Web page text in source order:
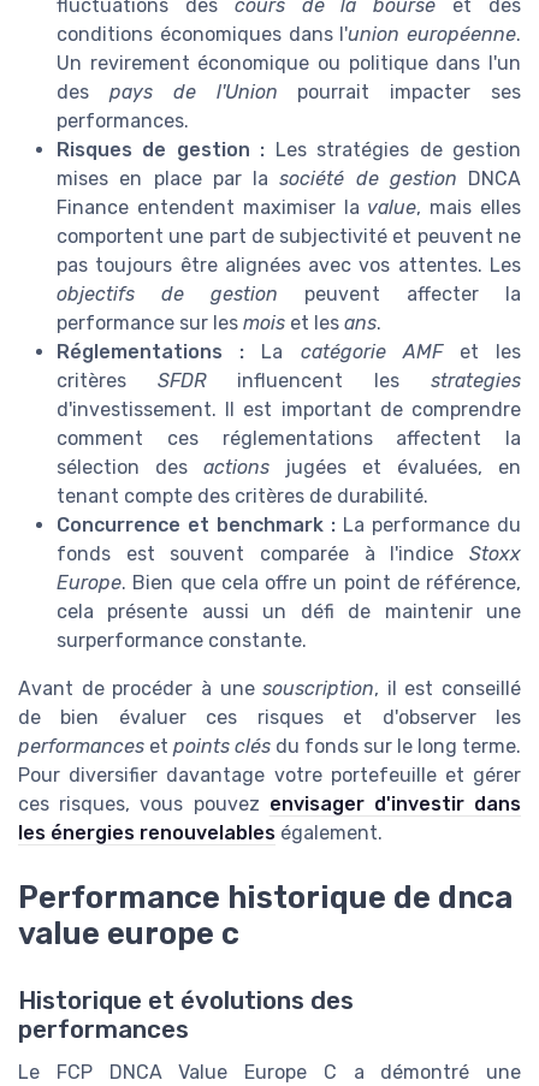
fluctuations des cours de la bourse et des
conditions économiques dans l'union européenne.
Un revirement économique ou politique dans l'un
des pays de l'Union pourrait impacter ses
performances.
Risques de gestion : Les stratégies de gestion
mises en place par lasociété de gestion DNCA
Finance entendent maximiser la value, mais elles
comportent une part de subjectivité et peuvent ne
pas toujours être alignées avec vos attentes. Les
objectifs de gestion peuvent affecter la
performance sur les mois et les ans.
Réglementations : La catégorie AMFet les
critères SFDRinfluencent les strategies
d'investissement. Il est important de comprendre
comment ces réglementations affectent la
sélection des actions jugées et évaluées, en
tenant compte des critères de durabilité.
Concurrence et benchmark : La performance du
fonds est souvent comparée à l'indice Stoxx
Europe. Bien que cela offre un point de référence,
cela présente aussi un défi de maintenir une
surperformance constante.
Avant de procéder à unesouscription, il est conseillé
de bien évaluer ces risques et d'observer les
performances et points clés du fonds sur le long terme.
Pour diversifier davantage votre portefeuille et gérer
ces risques, vous pouvez envisager d'investir dans
les énergies renouvelables également.
Performance historique de dnca
value europe c
Historique et évolutions des
performances
Le FCP DNCA Value Europe C a démontré une